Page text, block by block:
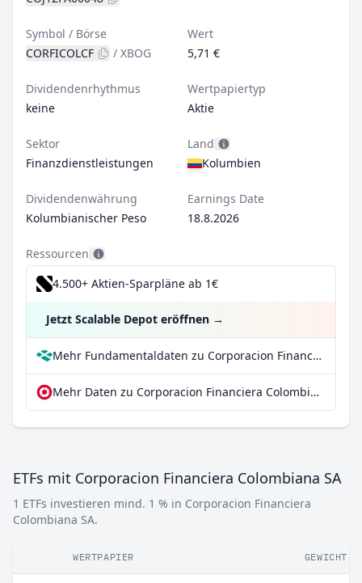
Symbol / Börse
CORFICOLCF
/ XBOG
Wert
5,71 €
Dividendenrhythmus
keine
Wertpapiertyp
Aktie
Sektor
Finanzdienstleistungen
Land
Kolumbien
Dividendenwährung
Kolumbianischer Peso
Earnings Date
18.8.2026
Ressourcen
4.500+ Aktien-Sparpläne ab 1€
Jetzt Scalable Depot eröffnen →
Mehr Fundamentaldaten zu Corporacion Financiera Colombiana SA bei Parqet
Mehr Daten zu Corporacion Financiera Colombiana SA bei extraETF
ETFs mit Corporacion Financiera Colombiana SA
1 ETFs investieren mind. 1 % in Corporacion Financiera
Colombiana SA.
WERTPAPIER GEWICHT